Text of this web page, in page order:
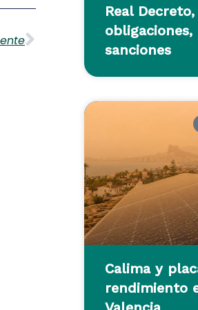
SiguienteReal Decreto,
obligaciones,
sanciones
Calima y
rendimiento